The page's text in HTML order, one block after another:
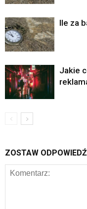
Ile za
Jakie
ZOSTAW ODPOWIEDŹ